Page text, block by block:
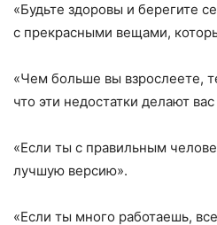
«Будьте здоровы и берегите
с прекрасными вещами,
«Чем больше вы взрослеете,
что эти недостатки делают
«Если ты с правильным
лучшую версию».
«Если ты много работаешь,